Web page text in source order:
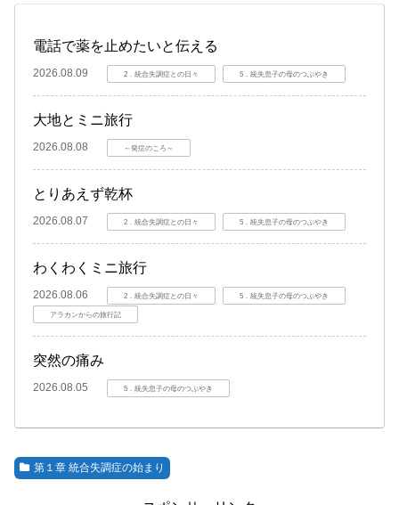
電話で薬を止めたいと伝える
2026.08.09 2．統合失調症との日々 5．統失息子の母のつぶやき
大地とミニ旅行
2026.08.08 ～発症のころ～
とりあえず乾杯
2026.08.07 2．統合失調症との日々 5．統失息子の母のつぶやき
わくわくミニ旅行
2026.08.06 2．統合失調症との日々 5．統失息子の母のつぶやき
アラカンからの旅行記
突然の痛み
2026.08.05 5．統失息子の母のつぶやき
第１章 統合失調症の始まり